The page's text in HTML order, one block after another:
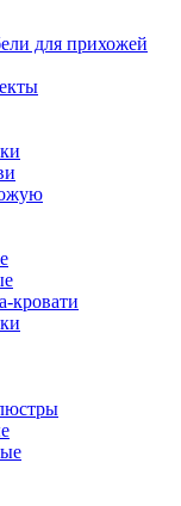
для прихожей
кровати